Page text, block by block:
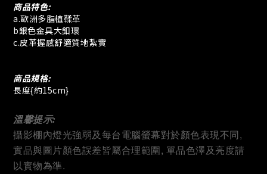
商品特色:
a.歐洲多脂植鞣革
b銀色金具大釦環
c.皮革握感舒適質地紮實
商品規格:
長度{約15cm}
溫馨提示:
攝影棚內燈光強弱及每台電腦螢幕對於顏色表現不同,
實品與圖片顏色誤差皆屬合理範圍, 單品色澤及亮度請
以實物為準.